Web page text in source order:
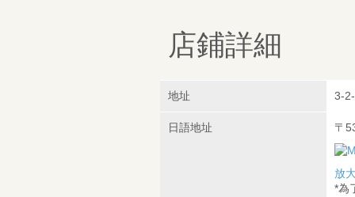
店鋪詳細
地址 3-
日語地址 〒
放
*為